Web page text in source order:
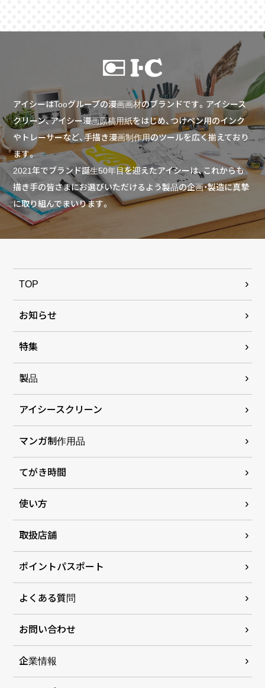
アイシーはTooグループの漫画画材のブランドです。アイシース
クリーン、アイシー漫画原稿用紙をはじめ、つけペン用のインク
やトレーサーなど、手描き漫画制作用のツールを広く揃えており
ます。
2021年でブランド誕生50年目を迎えたアイシーは、これからも
描き手の皆さまにお選びいただけるよう製品の企画・製造に真摯
に取り組んでまいります。
TOP
お知らせ
特集
製品
アイシースクリーン
マンガ制作用品
てがき時間
使い方
取扱店舗
ポイントパスポート
よくある質問
お問い合わせ
企業情報